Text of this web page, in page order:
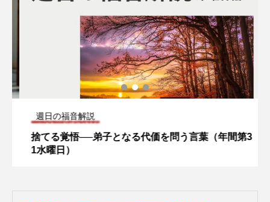
週日の福音解説
捨てる覚悟──弟子となる代価を問う言葉（年間第3
1水曜日）